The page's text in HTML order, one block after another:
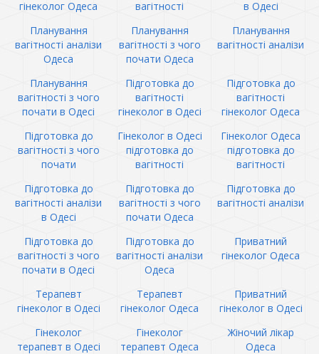
гінеколог Одеса вагітності
в Одесі
Планування
вагітності аналізи
Одеса
Планування
вагітності з чого
почати Одеса
Планування
вагітності аналізи
Планування
вагітності з чого
почати в Одесі
Підготовка до
вагітності
гінеколог в Одесі
Підготовка до
вагітності
гінеколог Одеса
Підготовка до
вагітності з чого
почати
Гінеколог в Одесі
підготовка до
вагітності
Гінеколог Одеса
підготовка до
вагітності
Підготовка до
вагітності аналізи
в Одесі
Підготовка до
вагітності з чого
почати Одеса
Підготовка до
вагітності аналізи
Підготовка до
вагітності з чого
почати в Одесі
Підготовка до
вагітності аналізи
Одеса
Приватний
гінеколог Одеса
Терапевт
гінеколог в Одесі
Терапевт
гінеколог Одеса
Приватний
гінеколог в Одесі
Гінеколог
терапевт в Одесі
Гінеколог
терапевт Одеса
Жіночий лікар
Одеса